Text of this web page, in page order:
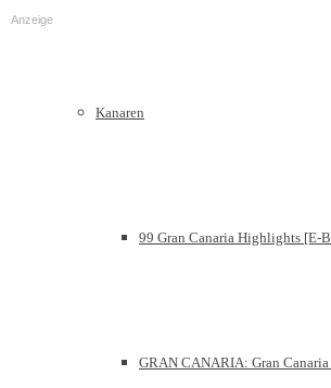
Kanaren
99 Gran Canaria Highlights [E-
GRAN CANARIA: Gran
Anzeige